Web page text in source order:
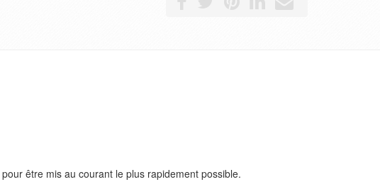
pour être mis au courant le plus rapidement possible.